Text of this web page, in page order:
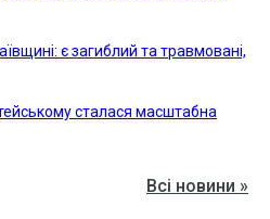
є загиблий та травмовані,
сталася масштабна
Всі новини »